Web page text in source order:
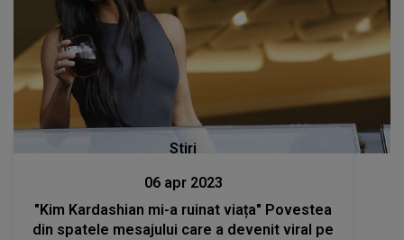
Stiri
06 apr 2023
"Kim Kardashian mi-a ruinat viața" Povestea
din spatele mesajului care a devenit viral pe